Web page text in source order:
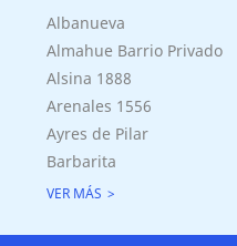
Albanueva
Almahue Barrio Privado
Alsina 1888
Arenales 1556
Ayres de Pilar
Barbarita
VER MÁS